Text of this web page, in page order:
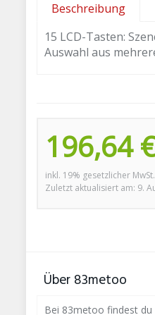
Beschreibung
15 LCD-Tasten:
Auswahl aus
196,64
inkl. 19% gesetzlicher MwSt.
Zuletzt aktualisiert am: 9.
Über 83metoo
Bei 83metoo findest